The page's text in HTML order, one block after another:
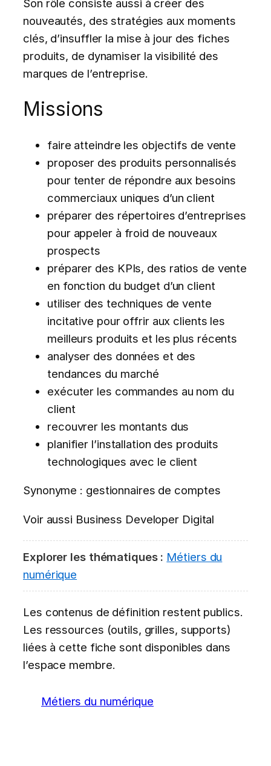
Son rôle consiste aussi à créer des
nouveautés, des stratégies aux moments
clés, d’insuffler la mise à jour des fiches
produits, de dynamiser la visibilité des
marques de l’entreprise.
Missions
faire atteindre les objectifs de vente
proposer des produits personnalisés
pour tenter de répondre aux besoins
commerciaux uniques d’un client
préparer des répertoires d’entreprises
pour appeler à froid de nouveaux
prospects
préparer des KPIs, des ratios de vente
en fonction du budget d’un client
utiliser des techniques de vente
incitative pour offrir aux clients les
meilleurs produits et les plus récents
analyser des données et des
tendances du marché
exécuter les commandes au nom du
client
recouvrer les montants dus
planifier l’installation des produits
technologiques avec le client
Synonyme : gestionnaires de comptes
Voir aussi Business Developer Digital
Explorer les thématiques : Métiers du
numérique
Les contenus de définition restent publics.
Les ressources (outils, grilles, supports)
liées à cette fiche sont disponibles dans
l’espace membre.
Métiers du numérique